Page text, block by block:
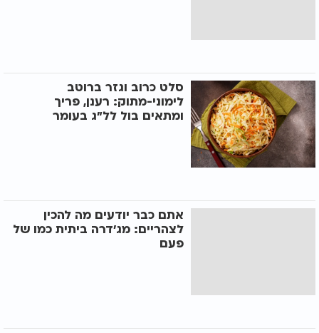
סלט כרוב וגזר ברוטב
לימוני-מתוק: רענן, פריך
ומתאים בול לל"ג בעומר
אתם כבר יודעים מה להכין
לצהריים: מג'דרה ביתית כמו של
פעם